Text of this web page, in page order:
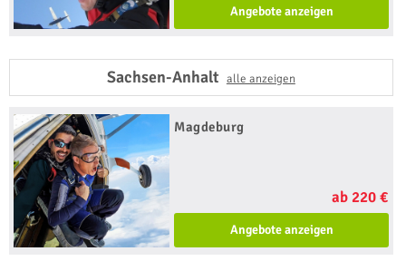
Angebote anzeigen
Sachsen-Anhalt alle anzeigen
Magdeburg
ab 220 €
Angebote anzeigen